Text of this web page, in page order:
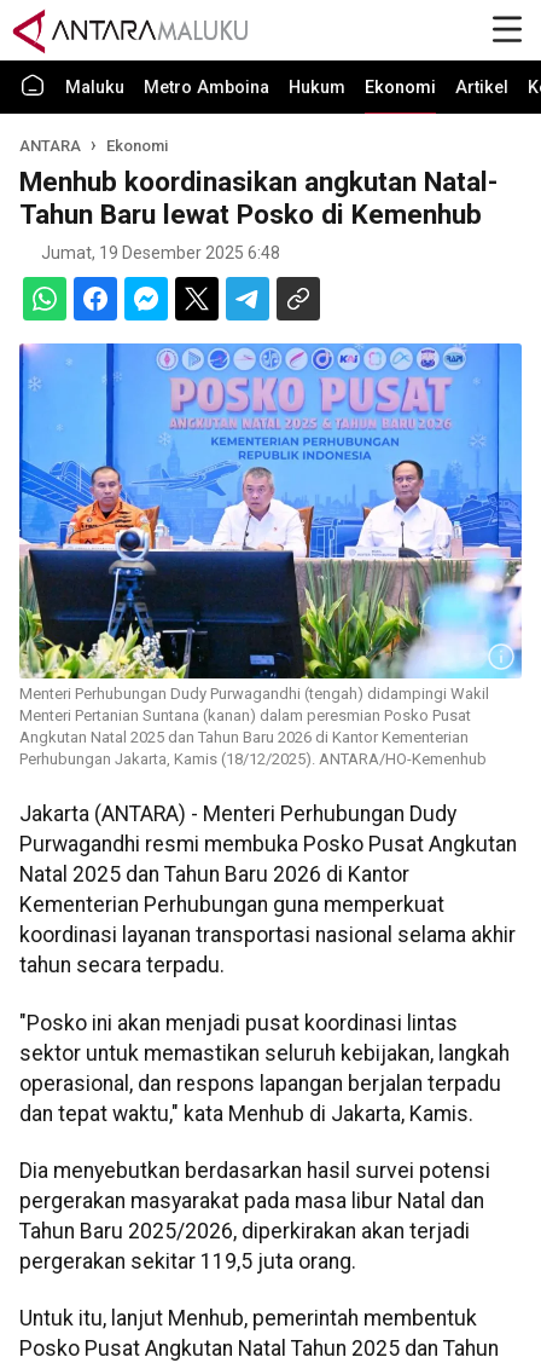
Maluku Metro Amboina Hukum Ekonomi Artikel
ANTARA Ekonomi
Menhub koordinasikan angkutan Natal-
Tahun Baru lewat Posko di Kemenhub
Jumat, 19 Desember 2025 6:48
Menteri Perhubungan Dudy Purwagandhi (tengah) didampingi Wakil
Menteri Pertanian Suntana (kanan) dalam peresmian Posko Pusat
Angkutan Natal 2025 dan Tahun Baru 2026 di Kantor Kementerian
Perhubungan Jakarta, Kamis (18/12/2025). ANTARA/HO-Kemenhub
Jakarta (ANTARA) - Menteri Perhubungan Dudy
Purwagandhi resmi membuka Posko Pusat Angkutan
Natal 2025 dan Tahun Baru 2026 di Kantor
Kementerian Perhubungan guna memperkuat
koordinasi layanan transportasi nasional selama akhir
tahun secara terpadu.
"Posko ini akan menjadi pusat koordinasi lintas
sektor untuk memastikan seluruh kebijakan, langkah
operasional, dan respons lapangan berjalan terpadu
dan tepat waktu," kata Menhub di Jakarta, Kamis.
Dia menyebutkan berdasarkan hasil survei potensi
pergerakan masyarakat pada masa libur Natal dan
Tahun Baru 2025/2026, diperkirakan akan terjadi
pergerakan sekitar 119,5 juta orang.
Untuk itu, lanjut Menhub, pemerintah membentuk
Posko Pusat Angkutan Natal Tahun 2025 dan Tahun